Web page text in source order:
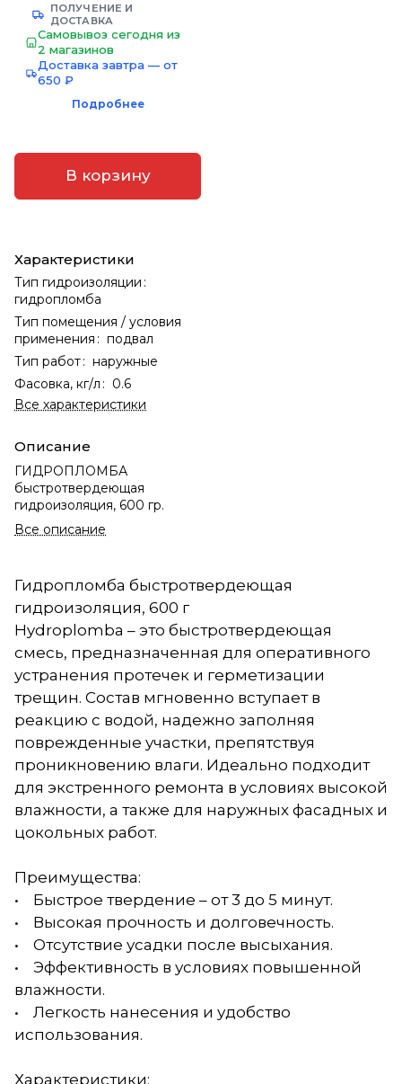
ПОЛУЧЕНИЕ И
ДОСТАВКА
Самовывоз сегодня из
2 магазинов
Доставка завтра — от
650 ₽
Подробнее
В корзину
Характеристики
Тип гидроизоляции :
гидропломба
Тип помещения / условия
применения : подвал
Тип работ: наружные
Фасовка, кг/л : 0.6
Все характеристики
Описание
ГИДРОПЛОМБА
быстротвердеющая
гидроизоляция, 600 гр.
Все описание
Гидропломба быстротвердеющая
гидроизоляция, 600 г
Hydroplomba – это быстротвердеющая
смесь, предназначенная для оперативного
устранения протечек и герметизации
трещин. Состав мгновенно вступает в
реакцию с водой, надежно заполняя
поврежденные участки, препятствуя
проникновению влаги. Идеально подходит
для экстренного ремонта в условиях высокой
влажности, а также для наружных фасадных и
цокольных работ.
Преимущества:
• Быстрое твердение – от 3 до 5 минут.
• Высокая прочность и долговечность.
• Отсутствие усадки после высыхания.
• Эффективность в условиях повышенной
влажности.
• Легкость нанесения и удобство
использования.
Характеристики: